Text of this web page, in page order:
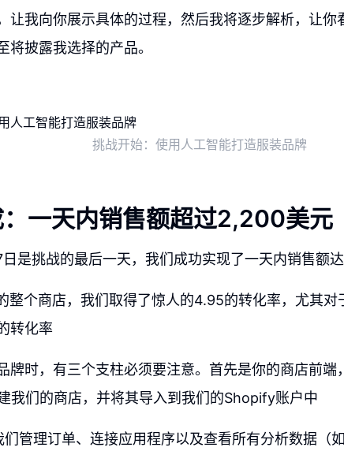
让我向你展示具体的过程，然后我将逐步解析，让你
将披露我选择的产品。
挑战开始：使用人工智能打造服装品牌
一天内销售额超过2,200美元
是挑战的最后一天，我们成功实现了一天内销售额
整个商店，我们取得了惊人的4.95的转化率，尤其对
转化率
牌时，有三个支柱必须要注意。首先是你的商店前
我们的商店，并将其导入到我们的Shopify账户中
管理订单、连接应用程序以及查看所有分析数据（